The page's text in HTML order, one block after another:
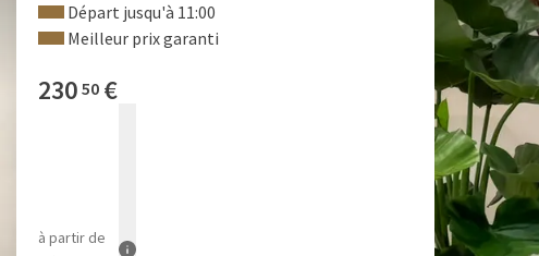
Départ jusqu'à 11:00
Meilleur prix garanti
230 50 €
à partir de